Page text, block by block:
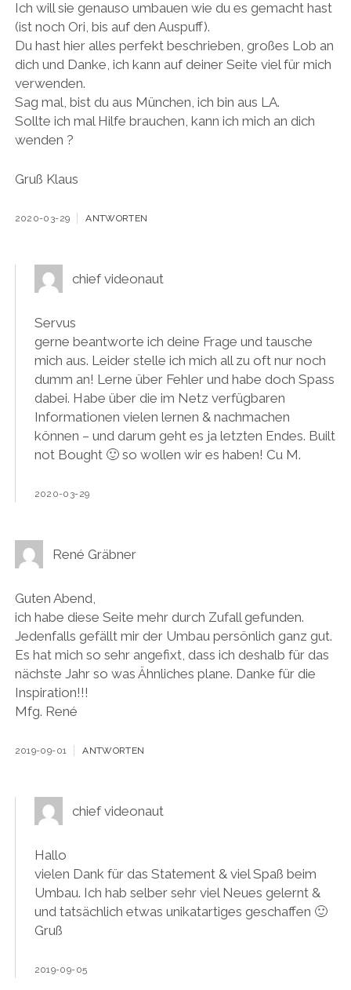
Ich will sie genauso umbauen wie du es gemacht hast
(ist noch Ori, bis auf den Auspuff).
Du hast hier alles perfekt beschrieben, großes Lob an
dich und Danke, ich kann auf deiner Seite viel für mich
verwenden.
Sag mal, bist du aus München, ich bin aus LA.
Sollte ich mal Hilfe brauchen, kann ich mich an dich
wenden ?
Gruß Klaus
2020-03-29 ANTWORTEN
chief videonaut
Servus
gerne beantworte ich deine Frage und tausche
mich aus. Leider stelle ich mich all zu oft nur noch
dumm an! Lerne über Fehler und habe doch Spass
dabei. Habe über die im Netz verfügbaren
Informationen vielen lernen & nachmachen
können – und darum geht es ja letzten Endes. Built
not Bought 🙂 so wollen wir es haben! Cu M.
2020-03-29
René Gräbner
Guten Abend,
ich habe diese Seite mehr durch Zufall gefunden.
Jedenfalls gefällt mir der Umbau persönlich ganz gut.
Es hat mich so sehr angefixt, dass ich deshalb für das
nächste Jahr so was Ähnliches plane. Danke für die
Inspiration!!!
Mfg. René
2019-09-01 ANTWORTEN
chief videonaut
Hallo
vielen Dank für das Statement & viel Spaß beim
Umbau. Ich hab selber sehr viel Neues gelernt &
und tatsächlich etwas unikatartiges geschaffen 🙂
Gruß
2019-09-05